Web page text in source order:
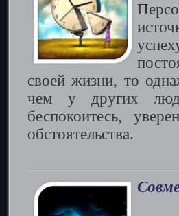
своей жизни, то
чем у других
беспокоитесь,
обстоятельства.